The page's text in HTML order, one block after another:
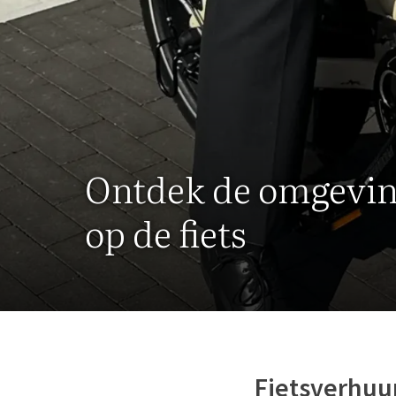
Ontdek de
op de fiets